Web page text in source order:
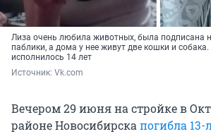
Лиза очень любила животных, была подписана
паблики, а дома у нее живут две кошки и собака.
исполнилось 14 лет
Источник: Vk.com
Вечером 29 июня на стройке в
районе Новосибирскапогибла 13-